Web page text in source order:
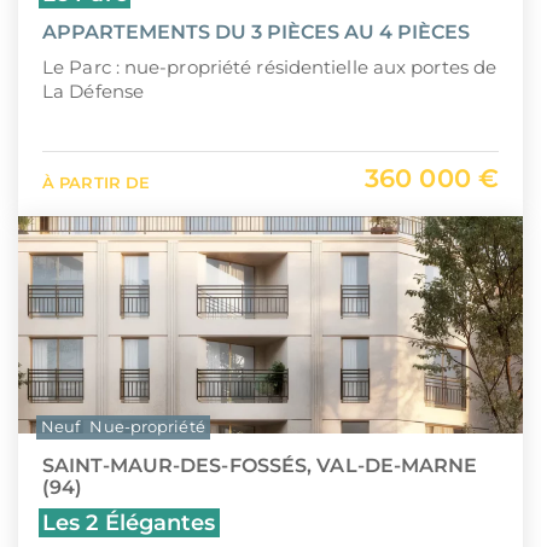
APPARTEMENTS DU 3 PIÈCES AU 4 PIÈCES
Le Parc : nue-propriété résidentielle aux portes de
La Défense
À PARTIR DE 360 000 €
SAINT-MAUR-DES-FOSSÉS, VAL-DE-MARNE
(94)
Les 2 Élégantes
Neuf Nue-propriété